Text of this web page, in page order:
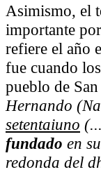
Asimismo, el
importante
refiere el año
fue cuando
pueblo de
Hernando
setentaiuno
fundado en
redonda del